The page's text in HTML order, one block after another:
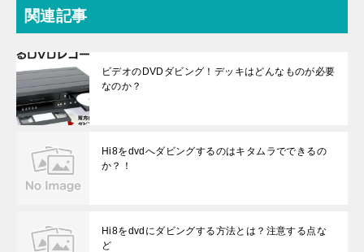
関連記事
ビデオのDVDダビング！デッキはどんなものが必要
なのか？
Hi8をdvdへダビングするのはキタムラでできるの
か？！
Hi8をdvdにダビングする方法とは？注意する点な
ど